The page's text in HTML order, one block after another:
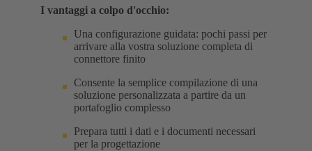
I vantaggi a colpo d'occhio:
Una configurazione guidata: pochi passi per
arrivare alla vostra soluzione completa di
connettore finito
Consente la semplice compilazione di una
soluzione personalizzata a partire da un
portafoglio complesso
Prepara tutti i dati e i documenti necessari
per la progettazione